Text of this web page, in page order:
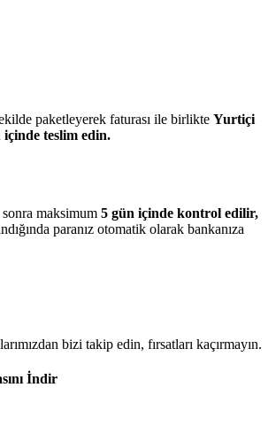
paketleyerek faturası ile birlikte Yurtiçi
içinde teslim edin.
maksimum 5 gün içinde kontrol edilir,
paranız otomatik olarak bankanıza
bizi takip edin, fırsatları kaçırmayın.
İndir